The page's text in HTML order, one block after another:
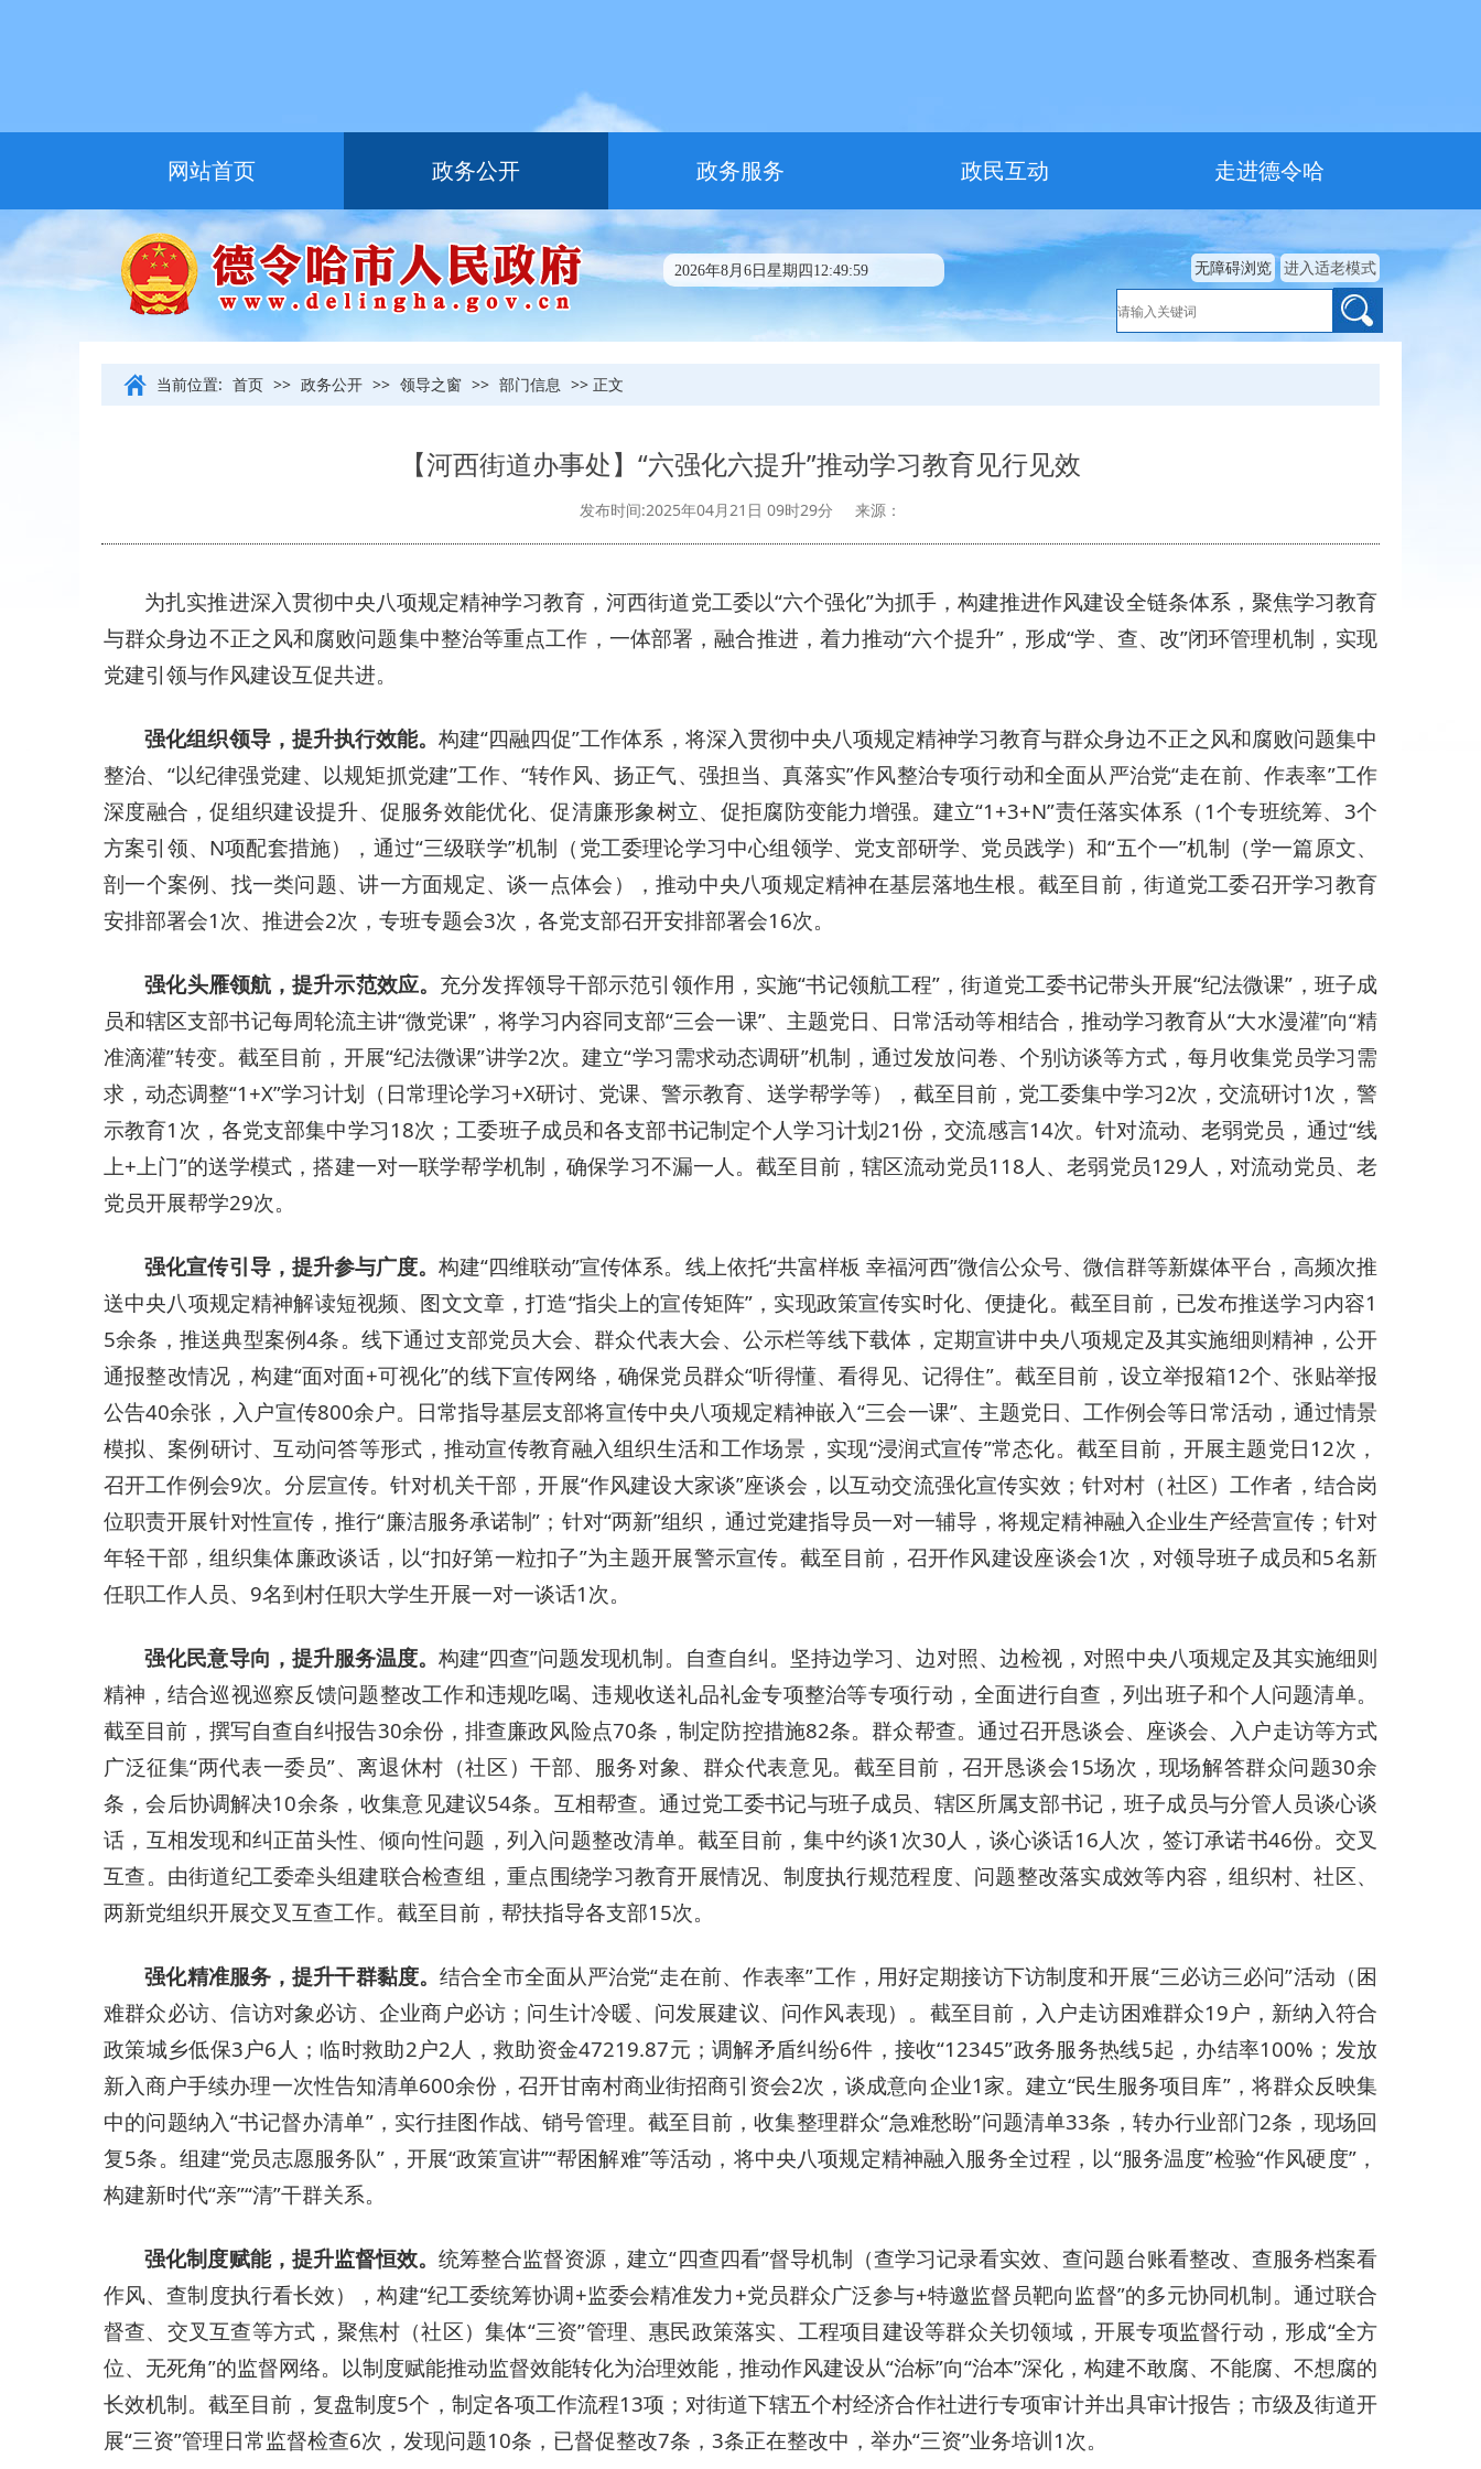
网站首页 政务公开 政务服务 政民互动 走进德令哈
友情链接
2026年8月6日星期四12:50:00 进入适老模式
无障碍浏览
当前位置: 首页 >> 政务公开 >> 领导之窗 >> 部门信息 >> 正文
【河西街道办事处】“六强化六提升”推动学习教育见行见效
发布时间:2025年04月21日 09时29分 来源：
为扎实推进深入贯彻中央八项规定精神学习教育，河西街道党工委以“六个强化”为抓手，构建推进作风建设全链条体系，聚焦学习教育
与群众身边不正之风和腐败问题集中整治等重点工作，一体部署，融合推进，着力推动“六个提升”，形成“学、查、改”闭环管理机制，实现
党建引领与作风建设互促共进。
强化组织领导，提升执行效能。 构建“四融四促”工作体系，将深入贯彻中央八项规定精神学习教育与群众身边不正之风和腐败问题集中
整治、“以纪律强党建、以规矩抓党建”工作、“转作风、扬正气、强担当、真落实”作风整治专项行动和全面从严治党“走在前、作表率”工作
深度融合，促组织建设提升、促服务效能优化、促清廉形象树立、促拒腐防变能力增强。建立“1+3+N”责任落实体系（1个专班统筹、3个
方案引领、N项配套措施），通过“三级联学”机制（党工委理论学习中心组领学、党支部研学、党员践学）和“五个一”机制（学一篇原文、
剖一个案例、找一类问题、讲一方面规定、谈一点体会），推动中央八项规定精神在基层落地生根。截至目前，街道党工委召开学习教育
安排部署会1次、推进会2次，专班专题会3次，各党支部召开安排部署会16次。
强化头雁领航，提升示范效应。 充分发挥领导干部示范引领作用，实施“书记领航工程”，街道党工委书记带头开展“纪法微课”，班子成
员和辖区支部书记每周轮流主讲“微党课”，将学习内容同支部“三会一课”、主题党日、日常活动等相结合，推动学习教育从“大水漫灌”向“精
准滴灌”转变。截至目前，开展“纪法微课”讲学2次。建立“学习需求动态调研”机制，通过发放问卷、个别访谈等方式，每月收集党员学习需
求，动态调整“1+X”学习计划（日常理论学习+X研讨、党课、警示教育、送学帮学等），截至目前，党工委集中学习2次，交流研讨1次，警
示教育1次，各党支部集中学习18次；工委班子成员和各支部书记制定个人学习计划21份，交流感言14次。针对流动、老弱党员，通过“线
上+上门”的送学模式，搭建一对一联学帮学机制，确保学习不漏一人。截至目前，辖区流动党员118人、老弱党员129人，对流动党员、老
党员开展帮学29次。
强化宣传引导，提升参与广度。 构建“四维联动”宣传体系。线上依托“共富样板 幸福河西”微信公众号、微信群等新媒体平台，高频次推
送中央八项规定精神解读短视频、图文文章，打造“指尖上的宣传矩阵”，实现政策宣传实时化、便捷化。截至目前，已发布推送学习内容1
5余条，推送典型案例4条。线下通过支部党员大会、群众代表大会、公示栏等线下载体，定期宣讲中央八项规定及其实施细则精神，公开
通报整改情况，构建“面对面+可视化”的线下宣传网络，确保党员群众“听得懂、看得见、记得住”。截至目前，设立举报箱12个、张贴举报
公告40余张，入户宣传800余户。日常指导基层支部将宣传中央八项规定精神嵌入“三会一课”、主题党日、工作例会等日常活动，通过情景
模拟、案例研讨、互动问答等形式，推动宣传教育融入组织生活和工作场景，实现“浸润式宣传”常态化。截至目前，开展主题党日12次，
召开工作例会9次。分层宣传。针对机关干部，开展“作风建设大家谈”座谈会，以互动交流强化宣传实效；针对村（社区）工作者，结合岗
位职责开展针对性宣传，推行“廉洁服务承诺制”；针对“两新”组织，通过党建指导员一对一辅导，将规定精神融入企业生产经营宣传；针对
年轻干部，组织集体廉政谈话，以“扣好第一粒扣子”为主题开展警示宣传。截至目前，召开作风建设座谈会1次，对领导班子成员和5名新
任职工作人员、9名到村任职大学生开展一对一谈话1次。
强化民意导向，提升服务温度。 构建“四查”问题发现机制。自查自纠。坚持边学习、边对照、边检视，对照中央八项规定及其实施细则
精神，结合巡视巡察反馈问题整改工作和违规吃喝、违规收送礼品礼金专项整治等专项行动，全面进行自查，列出班子和个人问题清单。
截至目前，撰写自查自纠报告30余份，排查廉政风险点70条，制定防控措施82条。群众帮查。通过召开恳谈会、座谈会、入户走访等方式
广泛征集“两代表一委员”、离退休村（社区）干部、服务对象、群众代表意见。截至目前，召开恳谈会15场次，现场解答群众问题30余
条，会后协调解决10余条，收集意见建议54条。互相帮查。通过党工委书记与班子成员、辖区所属支部书记，班子成员与分管人员谈心谈
话，互相发现和纠正苗头性、倾向性问题，列入问题整改清单。截至目前，集中约谈1次30人，谈心谈话16人次，签订承诺书46份。交叉
互查。由街道纪工委牵头组建联合检查组，重点围绕学习教育开展情况、制度执行规范程度、问题整改落实成效等内容，组织村、社区、
两新党组织开展交叉互查工作。截至目前，帮扶指导各支部15次。
强化精准服务，提升干群黏度。结合全市全面从严治党“走在前、作表率”工作，用好定期接访下访制度和开展“三必访三必问”活动（困
难群众必访、信访对象必访、企业商户必访；问生计冷暖、问发展建议、问作风表现）。截至目前，入户走访困难群众19户，新纳入符合
政策城乡低保3户6人；临时救助2户2人，救助资金47219.87元；调解矛盾纠纷6件，接收“12345”政务服务热线5起，办结率100%；发放
新入商户手续办理一次性告知清单600余份，召开甘南村商业街招商引资会2次，谈成意向企业1家。建立“民生服务项目库”，将群众反映集
中的问题纳入“书记督办清单”，实行挂图作战、销号管理。截至目前，收集整理群众“急难愁盼”问题清单33条，转办行业部门2条，现场回
复5条。组建“党员志愿服务队”，开展“政策宣讲”“帮困解难”等活动，将中央八项规定精神融入服务全过程，以“服务温度”检验“作风硬度”，
构建新时代“亲”“清”干群关系。
强化制度赋能，提升监督恒效。 统筹整合监督资源，建立“四查四看”督导机制（查学习记录看实效、查问题台账看整改、查服务档案看
作风、查制度执行看长效），构建“纪工委统筹协调+监委会精准发力+党员群众广泛参与+特邀监督员靶向监督”的多元协同机制。通过联合
督查、交叉互查等方式，聚焦村（社区）集体“三资”管理、惠民政策落实、工程项目建设等群众关切领域，开展专项监督行动，形成“全方
位、无死角”的监督网络。以制度赋能推动监督效能转化为治理效能，推动作风建设从“治标”向“治本”深化，构建不敢腐、不能腐、不想腐的
长效机制。截至目前，复盘制度5个，制定各项工作流程13项；对街道下辖五个村经济合作社进行专项审计并出具审计报告；市级及街道开
展“三资”管理日常监督检查6次，发现问题10条，已督促整改7条，3条正在整改中，举办“三资”业务培训1次。